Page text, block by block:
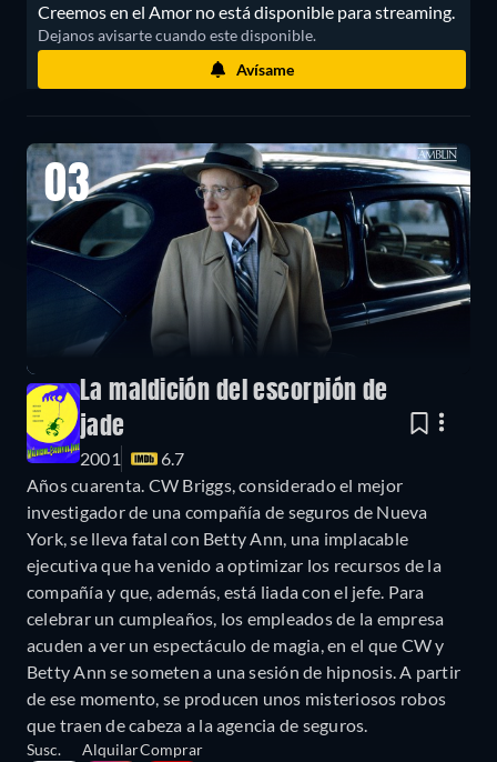
Creemos en el Amor no está disponible para streaming.
Dejanos avisarte cuando este disponible.
Avísame
03
La maldición del escorpión de
jade
2001
6.7
Años cuarenta. CW Briggs, considerado el mejor
investigador de una compañía de seguros de Nueva
York, se lleva fatal con Betty Ann, una implacable
ejecutiva que ha venido a optimizar los recursos de la
compañía y que, además, está liada con el jefe. Para
celebrar un cumpleaños, los empleados de la empresa
acuden a ver un espectáculo de magia, en el que CW y
Betty Ann se someten a una sesión de hipnosis. A partir
de ese momento, se producen unos misteriosos robos
que traen de cabeza a la agencia de seguros.
Susc. AlquilarComprar